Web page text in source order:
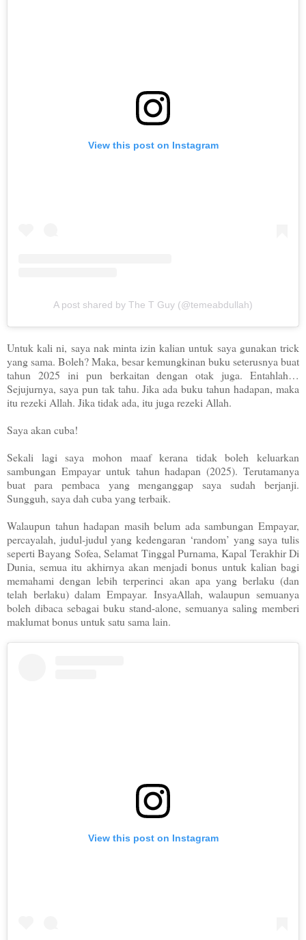
View this post on Instagram
A post shared by The T Guy (@temeabdullah)
Untuk kali ni, saya nak minta izin kalian untuk saya gunakan trick
yang sama. Boleh? Maka, besar kemungkinan buku seterusnya buat
tahun 2025 ini pun berkaitan dengan otak juga. Entahlah…
Sejujurnya, saya pun tak tahu. Jika ada buku tahun hadapan, maka
itu rezeki Allah. Jika tidak ada, itu juga rezeki Allah.
Saya akan cuba!
Sekali lagi saya mohon maaf kerana tidak boleh keluarkan
sambungan Empayar untuk tahun hadapan (2025). Terutamanya
buat para pembaca yang menganggap saya sudah berjanji.
Sungguh, saya dah cuba yang terbaik.
Walaupun tahun hadapan masih belum ada sambungan Empayar,
percayalah, judul-judul yang kedengaran ‘random’ yang saya tulis
seperti Bayang Sofea, Selamat Tinggal Purnama, Kapal Terakhir Di
Dunia, semua itu akhirnya akan menjadi bonus untuk kalian bagi
memahami dengan lebih terperinci akan apa yang berlaku (dan
telah berlaku) dalam Empayar. InsyaAllah, walaupun semuanya
boleh dibaca sebagai buku stand-alone, semuanya saling memberi
maklumat bonus untuk satu sama lain.
View this post on Instagram